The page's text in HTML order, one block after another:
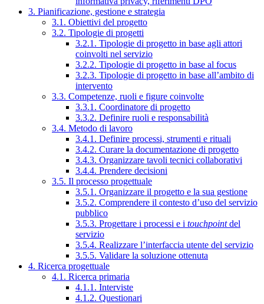
3. Pianificazione, gestione e strategia
3.1. Obiettivi del progetto
3.2. Tipologie di progetti
3.2.1. Tipologie di progetto in base agli attori
coinvolti nel servizio
3.2.2. Tipologie di progetto in base al focus
3.2.3. Tipologie di progetto in base all’ambito di
intervento
3.3. Competenze, ruoli e figure coinvolte
3.3.1. Coordinatore di progetto
3.3.2. Definire ruoli e responsabilità
3.4. Metodo di lavoro
3.4.1. Definire processi, strumenti e rituali
3.4.2. Curare la documentazione di progetto
3.4.3. Organizzare tavoli tecnici collaborativi
3.4.4. Prendere decisioni
3.5. Il processo progettuale
3.5.1. Organizzare il progetto e la sua gestione
3.5.2. Comprendere il contesto d’uso del servizio
pubblico
3.5.3. Progettare i processi e i touchpointdel
servizio
3.5.4. Realizzare l’interfaccia utente del servizio
3.5.5. Validare la soluzione ottenuta
4. Ricerca progettuale
4.1. Ricerca primaria
4.1.1. Interviste
4.1.2. Questionari